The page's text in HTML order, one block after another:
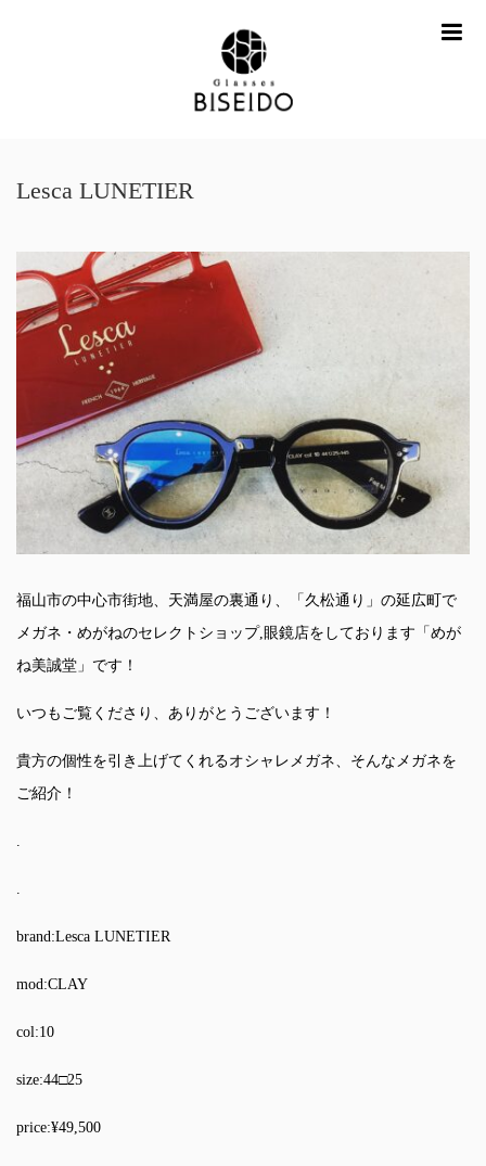
Lesca LUNETIER
福山市の中心市街地、天満屋の裏通り、「久松通り」の延広町で
メガネ・めがねのセレクトショップ,眼鏡店をしております「めが
ね美誠堂」です！
いつもご覧くださり、ありがとうございます！
貴方の個性を引き上げてくれるオシャレメガネ、そんなメガネを
ご紹介！
.
.
brand:Lesca LUNETIER
mod:CLAY
col:10
size:44□25
price:¥49,500